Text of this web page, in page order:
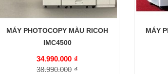
MÁY PHOTOCOPY MÀU RICOH
IMC4500
34.990.000 ₫
38.990.000 ₫
MÁY